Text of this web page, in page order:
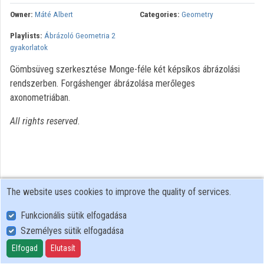
Organization playlists
Organizations
Owner: Máté Albert Categories: Geometry
Playlists: Ábrázoló Geometria 2
gyakorlatok
Gömbsüveg szerkesztése Monge-féle két képsíkos ábrázolási
rendszerben. Forgáshenger ábrázolása merőleges
axonometriában.
All rights reserved.
User Policy
Adatkezelési tájékoztató (en)
Cookie Policy
The website uses cookies to improve the quality of services.
Funkcionális sütik elfogadása
Személyes sütik elfogadása
Elfogad Elutasít